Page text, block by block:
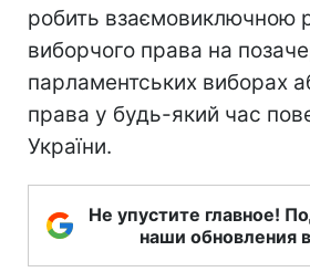
робить взаємовиключною
виборчого права на
парламентських виборах
права у будь-який час
України.
Не упустите главное!
наши обновления